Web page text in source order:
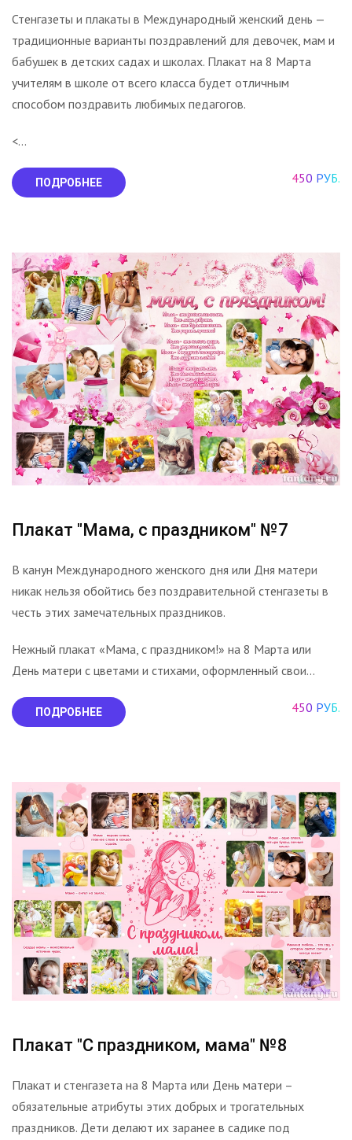
Стенгазеты и плакаты в Международный женский день —
традиционные варианты поздравлений для девочек, мам и
бабушек в детских садах и школах. Плакат на 8 Марта
учителям в школе от всего класса будет отличным
способом поздравить любимых педагогов.
<...
ПОДРОБНЕЕ 450 РУБ.
Плакат "Мама, с праздником" №7
В канун Международного женского дня или Дня матери
никак нельзя обойтись без поздравительной стенгазеты в
честь этих замечательных праздников.
Нежный плакат «Мама, с праздником!» на 8 Марта или
День матери с цветами и стихами, оформленный свои...
ПОДРОБНЕЕ 450 РУБ.
Плакат "С праздником, мама" №8
Плакат и стенгазета на 8 Марта или День матери –
обязательные атрибуты этих добрых и трогательных
праздников. Дети делают их заранее в садике под